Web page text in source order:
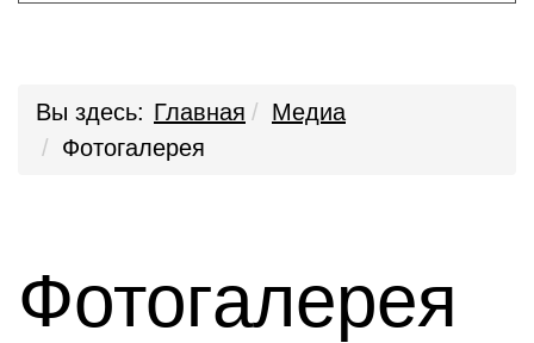
Вы здесь: Главная
Медиа
Фотогалерея
Фотогалерея